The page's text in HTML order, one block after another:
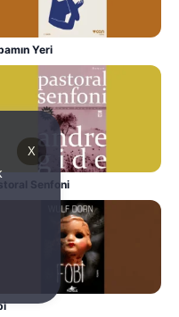
Yeri
Senfoni
X